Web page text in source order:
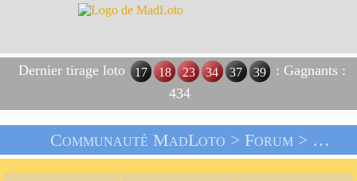
Dernier tirage loto 17 18 23 34 37 39
: Gagnants :
434
Communauté MadLoto > Forum> Vos Suggestions !!!